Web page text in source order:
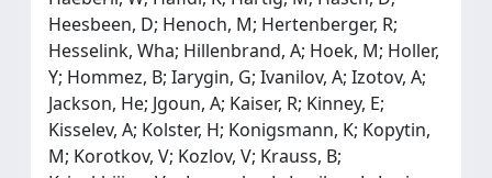
Heesbeen, D; Henoch, M; Hertenberger, R;
Hesselink, Wha; Hillenbrand, A; Hoek, M; Holler,
Y; Hommez, B; Iarygin, G; Ivanilov, A; Izotov, A;
Jackson, He; Jgoun, A; Kaiser, R; Kinney, E;
Kisselev, A; Kolster, H; Konigsmann, K; Kopytin,
M; Korotkov, V; Kozlov, V; Krauss, B;